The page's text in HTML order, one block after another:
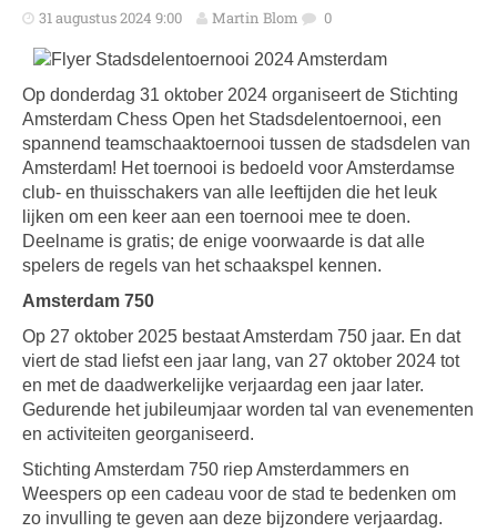
31 augustus 2024 9:00 Martin Blom 0
Op donderdag 31 oktober 2024 organiseert de Stichting
Amsterdam Chess Open het Stadsdelentoernooi, een
spannend teamschaaktoernooi tussen de stadsdelen van
Amsterdam! Het toernooi is bedoeld voor Amsterdamse
club- en thuisschakers van alle leeftijden die het leuk
lijken om een keer aan een toernooi mee te doen.
Deelname is gratis; de enige voorwaarde is dat alle
spelers de regels van het schaakspel kennen.
Amsterdam 750
Op 27 oktober 2025 bestaat Amsterdam 750 jaar. En dat
viert de stad liefst een jaar lang, van 27 oktober 2024 tot
en met de daadwerkelijke verjaardag een jaar later.
Gedurende het jubileumjaar worden tal van evenementen
en activiteiten georganiseerd.
Stichting Amsterdam 750 riep Amsterdammers en
Weespers op een cadeau voor de stad te bedenken om
zo invulling te geven aan deze bijzondere verjaardag.